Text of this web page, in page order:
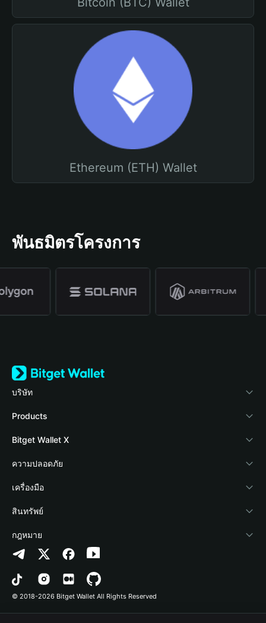
Ethereum (ETH) Wallet
พันธมิตรโครงการ
บริษัท
เกี่ยวกับ Bitget Wallet
Blog
Academy
ข่าวสารด้านคริปโต
ศูนย์ช่วยเหลือ
ติดต่อเรา
ทรัพยากรข้อมูลของแบรนด์
อาชีพ
Products
Crypto Card
Stablecoin Earn
Payfi Crypto
Crypto Swap API
Altcoin Season Index
Prediction Markets
DApp
Bitget Wallet X
นักพัฒนา
เชื่อมต่อ Wallet
Bitget Wallet Pay
ลิสต์โปรเจกต์
ความปลอดภัย
Protection Fund
เทคโนโลยีความปลอดภัย
เครื่องมือ
ซื้อคริปโต
การตรวจจับการอนุญาต
การตรวจจับสัญญา
การโอนเป็นชุด
สินทรัพย์
Arbitrum
Avalanche
Bitcoin
กฎหมาย
นโยบายความเป็นส่วนตัว
ข้อตกลงในการใช้บริการ
© 2018-2026 Bitget Wallet All Rights Reserved